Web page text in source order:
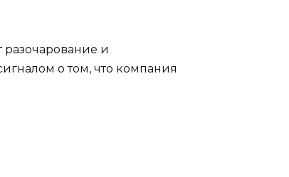
и
о том, что компания